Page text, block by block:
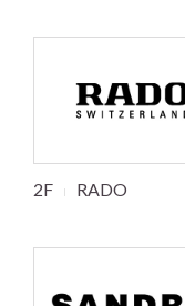
2F RADO